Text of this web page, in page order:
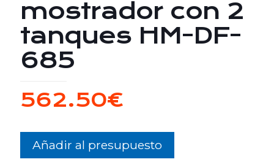
mostrador con 2
tanques HM-DF-
685
562.50€
Añadir al presupuesto